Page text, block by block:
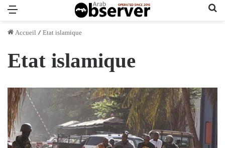
Accueil /Etat islamique
Etat islamique